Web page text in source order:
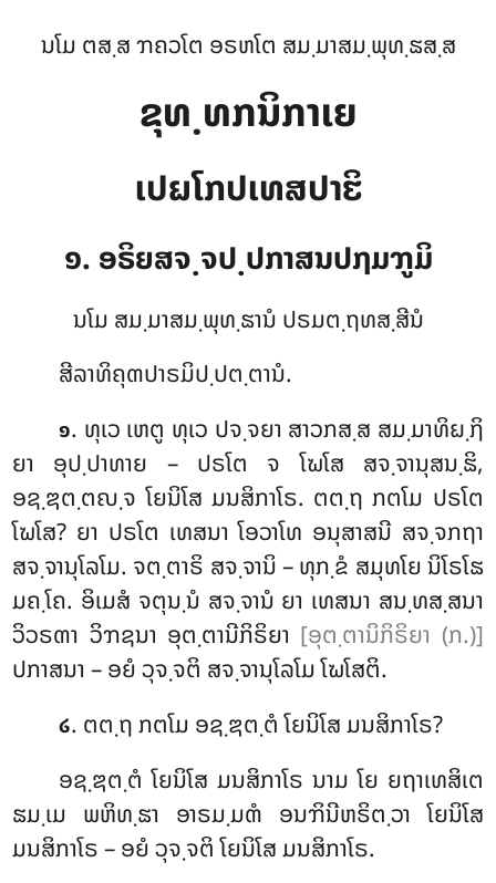
ນໂມ ຕສ຺ສ ຠຄວໂຕ ອຣຫໂຕ ສມ຺ມາສມ຺ພຸທ຺ຘສ຺ສ
ຂຸທ຺ທກນິກາເຍ
ເປຏໂກປເທສປາຬິ
໑. ອຣິຍສຈ຺ຈປ຺ປກາສນປຐມຠູມິ
ນໂມ ສມ຺ມາສມ຺ພຸທ຺ຘານໍ ປຣມຕ຺ຖທສ຺ສີນໍ
ສີລາທິຄຸຓປາຣມິປ຺ປຕ຺ຕານໍ.
໑. ທຸເວ ເຫຕູ ທຸເວ ປຈ຺ຈຍາ ສາວກສ຺ສ ສມ຺ມາທິຏ຺ຐິ
ຍາ ອຸປ຺ປາທາຍ – ປຣໂຕ ຈ ໂຆໂສ ສຈ຺ຈານຸສນ຺ຘິ,
ອຊ຺ຌຕ຺ຕຎ຺ຈ ໂຍນິໂສ ມນສິກາໂຣ. ຕຕ຺ຖ ກຕໂມ ປຣໂຕ
ໂຆໂສ? ຍາ ປຣໂຕ ເທສນາ ໂອວາໂທ ອນຸສາສນີ ສຈ຺ຈກຖາ
ສຈ຺ຈານຸໂລໂມ. ຈຕ຺ຕາຣິ ສຈ຺ຈານິ – ທຸກ຺ຂໍ ສມຸທໂຍ ນິໂຣໂຘ
ມຄ຺ໂຄ. ອິເມສໍ ຈຕຸນ຺ນໍ ສຈ຺ຈານໍ ຍາ ເທສນາ ສນ຺ທສ຺ສນາ
ວິວຣຓາ ວິຠຊນາ ອຸຕ຺ຕານີກິຣິຍາ [ອຸຕ຺ຕານິກິຣິຍາ (ກ.)]
ປກາສນາ – ອຍໍ ວຸຈ຺ຈຕິ ສຈ຺ຈານຸໂລໂມ ໂຆໂສຕິ.
໒. ຕຕ຺ຖ ກຕໂມ ອຊ຺ຌຕ຺ຕໍ ໂຍນິໂສ ມນສິກາໂຣ?
ອຊ຺ຌຕ຺ຕໍ ໂຍນິໂສ ມນສິກາໂຣ ນາມ ໂຍ ຍຖາເທສິເຕ
ຘມ຺ເມ ພຫິທ຺ຘາ ອາຣມ຺ມຓໍ ອນຠິນີຫຣິຕ຺ວາ ໂຍນິໂສ
ມນສິກາໂຣ – ອຍໍ ວຸຈ຺ຈຕິ ໂຍນິໂສ ມນສິກາໂຣ.